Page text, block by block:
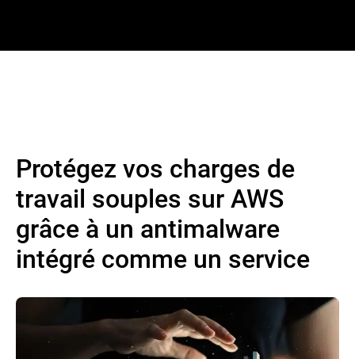
Protégez vos charges de
travail souples sur AWS
grâce à un antimalware
intégré comme un service